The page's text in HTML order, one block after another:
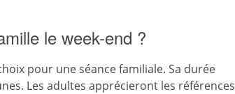
le week-end ?
pour une séance familiale. Sa durée
Les adultes apprécieront les références